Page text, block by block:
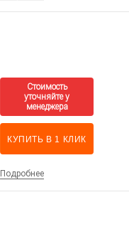
КУПИТЬ В 1 КЛИК
Подробнее